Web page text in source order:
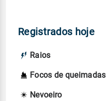
Registrados hoje
Raios
Focos de queimadas
Nevoeiro